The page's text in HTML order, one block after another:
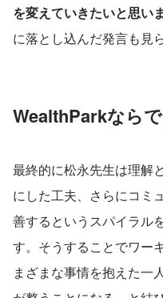
を変えていきたいと思い
に落とし込んだ発言も見
WealthParkなら
最終的に松永先生は理解
にした工夫、さらにコミ
善するというスパイラル
す。そうすることでワー
まざまな事情を抱えた一